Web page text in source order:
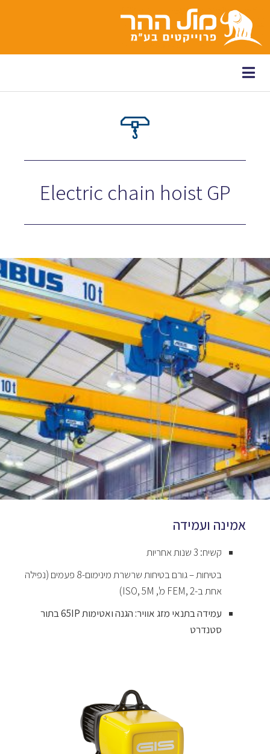
Electric chain hoist GP
אמינה ועמידה
קשיח: 3 שנות אחריות
בטיחות – גורם בטיחות שרשרת מינימום-8 פעמים (נפילה
אחת ב-FEM, 2 מ', ISO, 5M)
עמידה בתנאי מזג אוויר: הגנה ואטימות 65IP בתור
סטנדרט